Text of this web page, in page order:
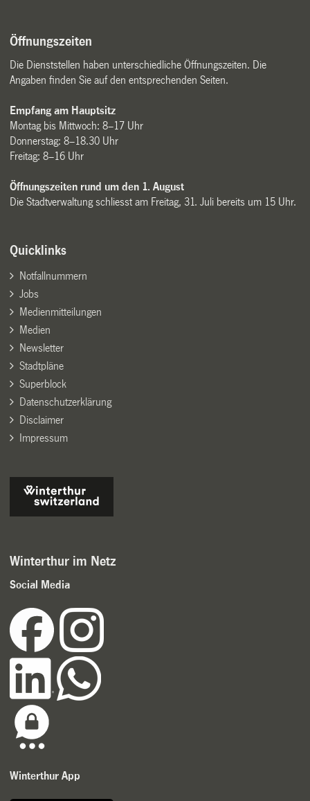
Öffnungszeiten
Die Dienststellen haben unterschiedliche Öffnungszeiten. Die
Angaben finden Sie auf den entsprechenden Seiten.
Empfang am Hauptsitz
Montag bis Mittwoch: 8–17 Uhr
Donnerstag: 8–18.30 Uhr
Freitag: 8–16 Uhr
Öffnungszeiten rund um den 1. August
Die Stadtverwaltung schliesst am Freitag, 31. Juli bereits um 15 Uhr.
Quicklinks
Notfallnummern
Jobs
Medienmitteilungen
Medien
Newsletter
Stadtpläne
Superblock
Datenschutzerklärung
Disclaimer
Impressum
Winterthur im Netz
Social Media
Winterthur App